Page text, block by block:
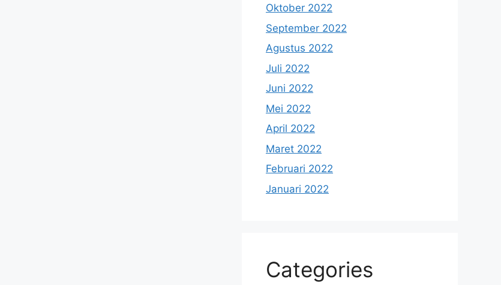
Oktober 2022
September 2022
Agustus 2022
Juli 2022
Juni 2022
Mei 2022
April 2022
Maret 2022
Februari 2022
Januari 2022
Categories